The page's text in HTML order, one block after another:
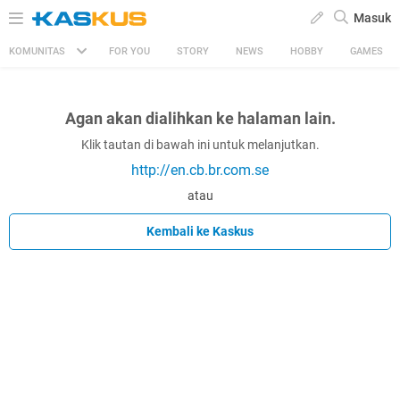
Masuk
KOMUNITAS FOR YOU STORY NEWS HOBBY GAMES
Agan akan dialihkan ke halaman lain.
Klik tautan di bawah ini untuk melanjutkan.
http://en.cb.br.com.se
atau
Kembali ke Kaskus